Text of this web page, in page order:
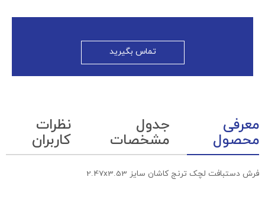
تماس بگیرید
معرفی
محصول
جدول
مشخصات
نظرات
کاربران
فرش دستبافت لچک ترنج کاشان سایز 2.47x3.53